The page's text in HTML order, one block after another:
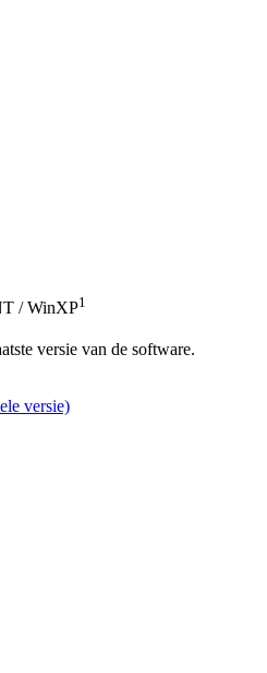
/ WinXP1
versie van de software.
versie)